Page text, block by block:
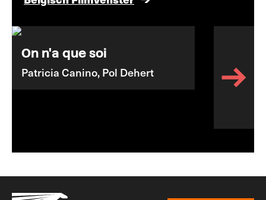
On n'a que soi
Patricia Canino, Pol Dehert